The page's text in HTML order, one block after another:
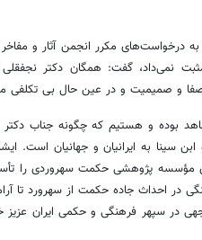
درخواست‌های مکرر انجمن آثار و
نمی‌داد، گفت: همگان دکتر نجفقلی
و صمیمیت و در عین حال بی تکلفی
بوده و هستیم که چگونه جناب دکتر
سینا به ایرانیان و جهانیان است.
مؤسسه پژوهشی حکمت سهروردی را
در احداث جاده حکمت از سهرورد تا
در سپهر فرهنگی و حکمی ایران